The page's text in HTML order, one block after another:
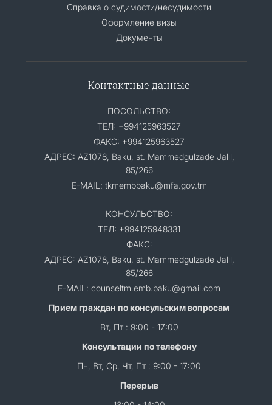
Справка о судимости/несудимости
Оформление визы
Документы
Контактные данные
ПОСОЛЬСТВО:
ТЕЛ: +994125963527
ФАКС: +994125963527
АДРЕС: AZ1078, Baku, st. Mammedgulzade Jalil,
85/266
E-MAIL: tkmembbaku@mfa.gov.tm
КОНСУЛЬСТВО:
ТЕЛ: +994125948331
ФАКС:
АДРЕС: AZ1078, Baku, st. Mammedgulzade Jalil,
85/266
E-MAIL: counseltm.emb.baku@gmail.com
Прием граждан по консульским вопросам
Вт, Пт : 9:00 - 17:00
Консультации по телефону
Пн, Вт, Ср, Чт, Пт : 9:00 - 17:00
Перерыв